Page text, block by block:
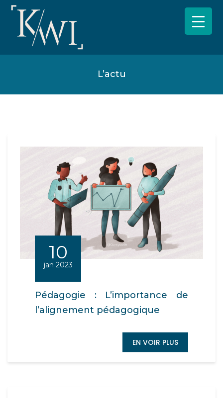
L’actu
10
jan 2023
Pédagogie : L’importance de
l’alignement pédagogique
EN VOIR PLUS